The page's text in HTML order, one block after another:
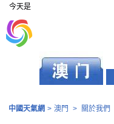
今天是
中國天氣網 > 澳門 > 關於我們